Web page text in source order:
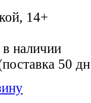
14+
в наличии
50